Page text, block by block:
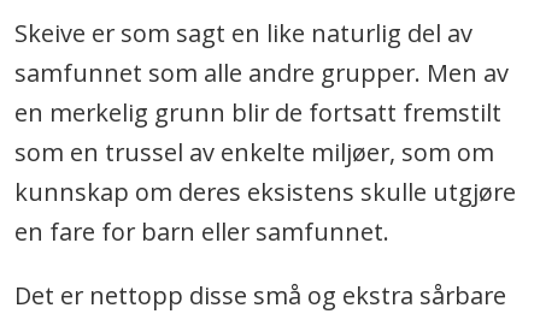
Skeive er som sagt en like naturlig del av
samfunnet som alle andre grupper. Men av
en merkelig grunn blir de fortsatt fremstilt
som en trussel av enkelte miljøer, som om
kunnskap om deres eksistens skulle utgjøre
en fare for barn eller samfunnet.
Det er nettopp disse små og ekstra sårbare